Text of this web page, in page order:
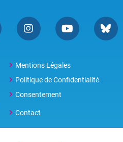
Mentions Légales
Politique de Confidentialité
Consentement
Contact